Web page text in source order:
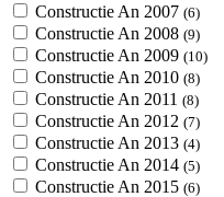
Constructie An 2007 (6)
Constructie An 2008 (9)
Constructie An 2009 (10)
Constructie An 2010 (8)
Constructie An 2011 (8)
Constructie An 2012 (7)
Constructie An 2013 (4)
Constructie An 2014 (5)
Constructie An 2015 (6)